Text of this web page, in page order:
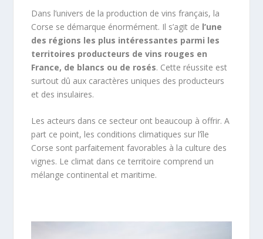
Dans l’univers de la production de vins français, la
Corse se démarque énormément. Il s’agit de l’une
des régions les plus intéressantes parmi les
territoires producteurs de vins rouges en
France, de blancs ou de rosés. Cette réussite est
surtout dû aux caractères uniques des producteurs
et des insulaires.
Les acteurs dans ce secteur ont beaucoup à offrir. A
part ce point, les conditions climatiques sur l’île
Corse sont parfaitement favorables à la culture des
vignes. Le climat dans ce territoire comprend un
mélange continental et maritime.